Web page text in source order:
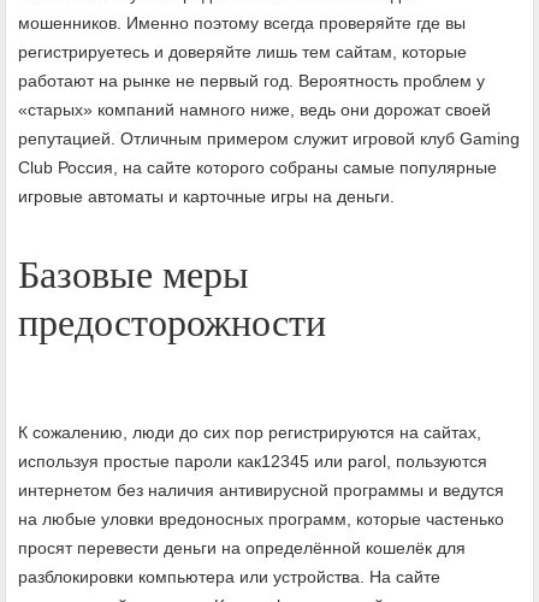
мошенников. Именно поэтому всегда проверяйте где вы
регистрируетесь и доверяйте лишь тем сайтам, которые
работают на рынке не первый год. Вероятность проблем у
«старых» компаний намного ниже, ведь они дорожат своей
репутацией. Отличным примером служит игровой клуб Gaming
Club Россия, на сайте которого собраны самые популярные
игровые автоматы и карточные игры на деньги.
Базовые меры
предосторожности
К сожалению, люди до сих пор регистрируются на сайтах,
используя простые пароли как12345 или parol, пользуются
интернетом без наличия антивирусной программы и ведутся
на любые уловки вредоносных программ, которые частенько
просят перевести деньги на определённой кошелёк для
разблокировки компьютера или устройства. На сайте